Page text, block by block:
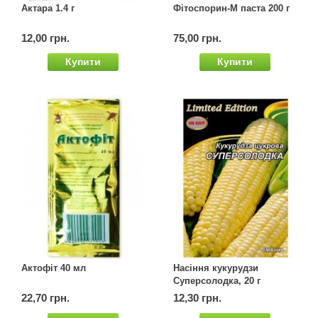
Актара 1.4 г
12,00 грн.
Купити
Фітоспорин-М паста 200 г
75,00 грн.
Купити
Актофіт 40 мл
22,70 грн.
Насіння кукурудзи
Суперсолодка, 20 г
12,30 грн.
Семена щавеля
Элитные семена в банках